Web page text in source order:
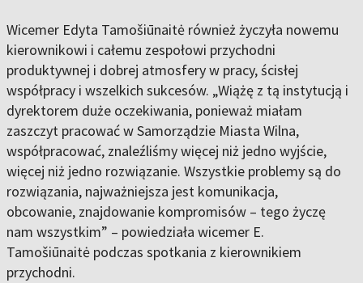
Wicemer Edyta Tamošiūnaitė również życzyła nowemu
kierownikowi i całemu zespołowi przychodni
produktywnej i dobrej atmosfery w pracy, ścisłej
współpracy i wszelkich sukcesów. „Wiążę z tą instytucją i
dyrektorem duże oczekiwania, ponieważ miałam
zaszczyt pracować w Samorządzie Miasta Wilna,
współpracować, znaleźliśmy więcej niż jedno wyjście,
więcej niż jedno rozwiązanie. Wszystkie problemy są do
rozwiązania, najważniejsza jest komunikacja,
obcowanie, znajdowanie kompromisów – tego życzę
nam wszystkim” – powiedziała wicemer E.
Tamošiūnaitė podczas spotkania z kierownikiem
przychodni.